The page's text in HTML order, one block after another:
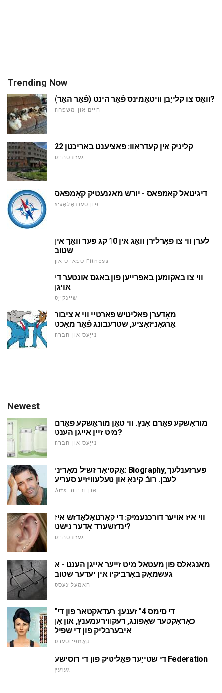
Trending Now
וואָס צו קלייַבן וויטאַמינס פֿאַר הינט (פֿאַר האָר)?
היים און משפּחה
22 קליניק אין קעדראָוו: פּאַציענט באריכטן
געזונטהייַט
דיגיטאַל קאָמפּאַס - יורש מאַגנעטיק קאָמפּאַס
פון טעכנאָלאָגיע
לערן ווי צו פאַרלירן וואָג אין 10 קג פּער וואָך אין
שטוב
ספּאָרט און Fitness
ווי צו באַקומען באַפרייַען פון באַגס אונטער די
אויגן
שיינקייַט
מאָדערן פּאָליטיש פּאַרטיי ווי אַ ציבור
אָרגאַניזאַציע, שטרעבונג פֿאַר מאַכט
נייַעס און חברה
Newest
מוראַשקע פאַרם אַנץ. ווי טאָן מוראַשקע פאַרם
מיט זיין אייגן הענט?
נייַעס און חברה
אַקטיאָר זשיל מאַריני: Biography, פּערזענלעך
לעבן. רובֿ קינאָ און טעלעוויזיע סעריע
Arts און ובידור
ווי איז אויער דורכנעמיק: די קאַרטאַלאַדזש איז
ינדזשערד אָדער נישט?
געזונטהייַט
מאַנגאַלס פון מעטאַל מיט זייער אייגן הענט - אַ
געשמאַק באַרביקיו אין יעדער שטוב
האָמעלינעסס
"די סימס 4" זענען: רעדאַקטאָר פון די
כאַראַקטער שאַפונג, רעקווירעמענץ, און אַן
איבערבליק פון די שפּיל
קאָמפּיוטערס
די שטייַער פּאָליטיק פון די רוסישע Federation
געזעץ